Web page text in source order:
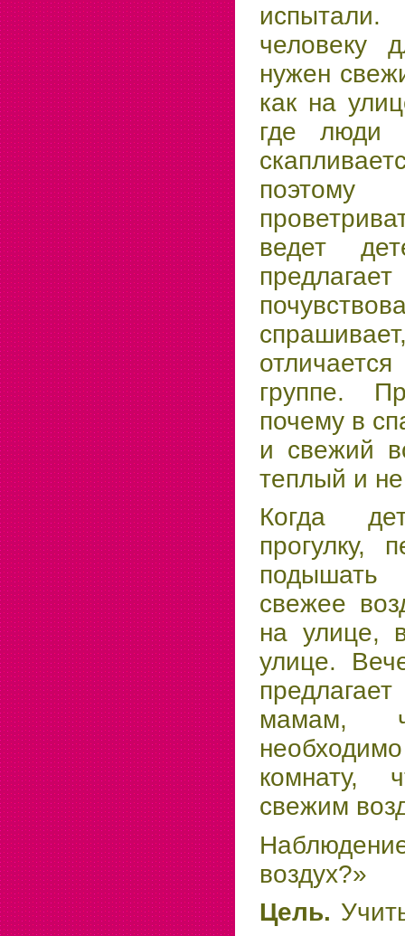
человеку
нужен
как на
где люди
ведет
группе.
почему в
и свежий
теплый и
Когда
прогулку,
свежее
на улице,
улице.
мамам,
комнату,
свежим
воздух?»
Цель.